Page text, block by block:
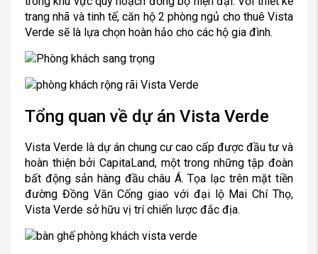
trang nhã và tinh tế, căn hộ 2 phòng ngủ cho thuê Vista
Verde sẽ là lựa chọn hoàn hảo cho các hộ gia đình.
Tổng quan về dự án Vista Verde
Vista Verde là dự án chung cư cao cấp được đầu tư và
hoàn thiện bởi CapitaLand, một trong những tập đoàn
bất động sản hàng đầu châu Á. Tọa lạc trên mặt tiền
đường Đồng Văn Cống giao với đại lộ Mai Chí Thọ,
Vista Verde sở hữu vị trí chiến lược đắc địa.